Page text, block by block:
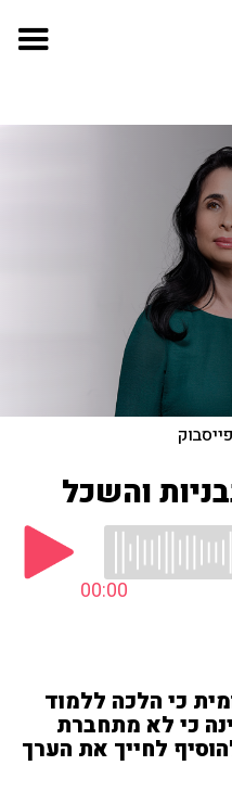
פייסבוק
והשכל
00:00
כי הלכה ללמוד
כי לא מתחברת
לחייך את הערך